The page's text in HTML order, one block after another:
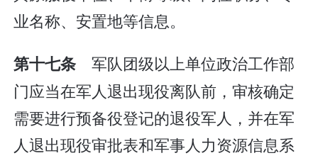
业名称、安置地等信息。
第十七条军队团级以上单位政治工作部
门应当在军人退出现役离队前，审核确定
需要进行预备役登记的退役军人，并在军
人退出现役审批表和军事人力资源信息系